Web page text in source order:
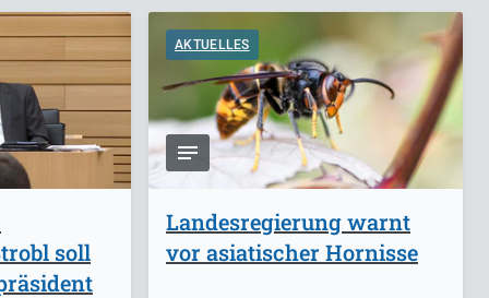
soll
AKTUELLES
Landesregierung warnt
vor asiatischer Hornisse